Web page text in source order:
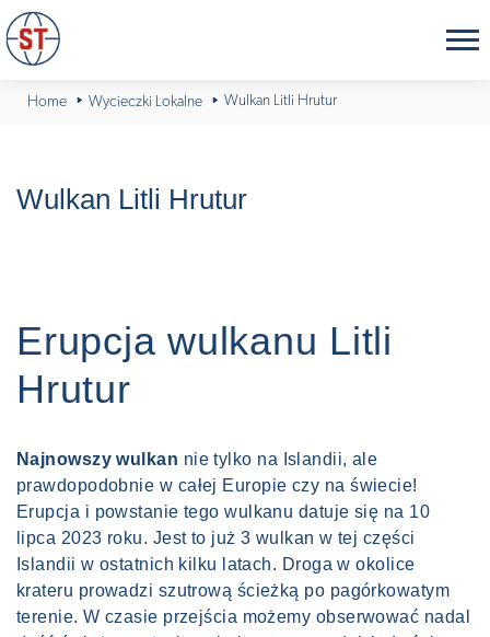
Home Wycieczki Lokalne Wulkan Litli Hrutur
Wulkan Litli Hrutur
Erupcja wulkanu Litli
Hrutur
Najnowszy wulkan nie tylko na Islandii, ale
prawdopodobnie w całej Europie czy na świecie!
Erupcja i powstanie tego wulkanu datuje się na 10
lipca 2023 roku. Jest to już 3 wulkan w tej części
Islandii w ostatnich kilku latach. Droga w okolice
krateru prowadzi szutrową ścieżką po pagórkowatym
terenie. W czasie przejścia możemy obserwować nadal